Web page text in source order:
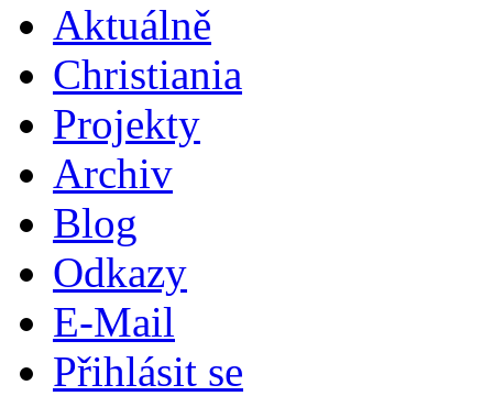
Aktuálně
Christiania
Projekty
Archiv
Blog
Odkazy
E-Mail
Přihlásit se